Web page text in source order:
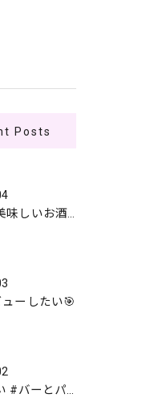
Posts
カラオケと美味しいお酒で過ごす夜🎤🌙
ーしたい🎯
居心地の良い #バーとパブの複合店舗